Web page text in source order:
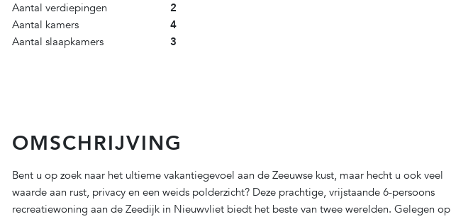
Aantal verdiepingen
2
Aantal kamers
4
Aantal slaapkamers
3
OMSCHRIJVING
Bent u op zoek naar het ultieme vakantiegevoel aan de Zeeuwse kust, maar hecht u ook veel
waarde aan rust, privacy en een weids polderzicht? Deze prachtige, vrijstaande 6-persoons
recreatiewoning aan de Zeedijk in Nieuwvliet biedt het beste van twee werelden. Gelegen op